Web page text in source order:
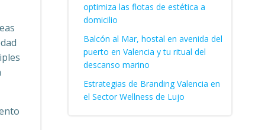
optimiza las flotas de estética a
domicilio
Balcón al Mar, hostal en avenida del
puerto en Valencia y tu ritual del
descanso marino
Estrategias de Branding Valencia en
el Sector Wellness de Lujo